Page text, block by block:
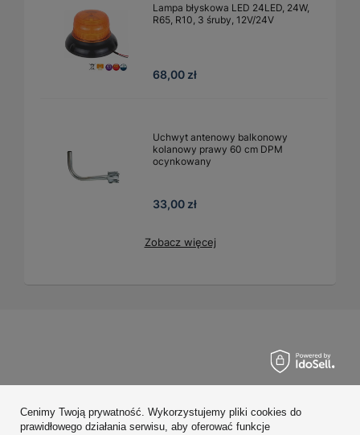
Lampa błyskowa LED 24LED, 24W,
R65, R10, 3 śruby, 12V/24V
68,00 zł
Uchwyt antenowy balkonowy
kolanowy prawy 60 cm DPM
ocynkowany
33,00 zł
Zobacz więcej
Konto
Cenimy Twoją prywatność. Wykorzystujemy pliki cookies do
prawidłowego działania serwisu, aby oferować funkcje